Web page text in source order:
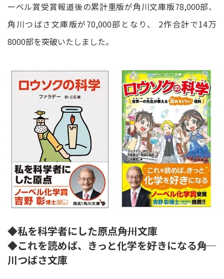
ーベル賞受賞報道後の累計重版が角川文庫版78,000部、
角川つばさ文庫版が70,000部となり、 2作合計で14万
8000部を突破いたしました。
◆私を科学者にした原点――角川文庫
◆これを読めば、きっと化学を好きになる――角
川つばさ文庫